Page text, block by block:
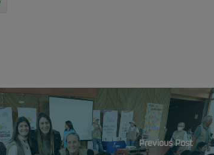
Previous Post